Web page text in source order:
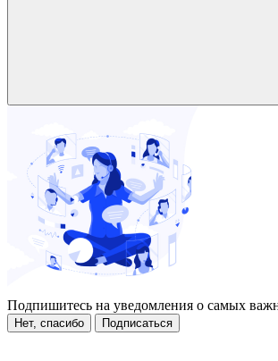
Подпишитесь на уведомления о самых
Нет, спасибо Подписаться